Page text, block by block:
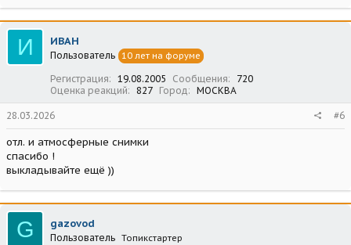
а
к
ц
и
и
И ИВАН
Пользователь 10 лет на форуме
Регистрация 19.08.2005 Сообщения
720
Оценка реакций
827 Город МОСКВА
28.03.2026 #6
отл. и атмосферные снимки
спасибо !
выкладывайте ещё ))
G gazovod
Пользователь Топикстартер